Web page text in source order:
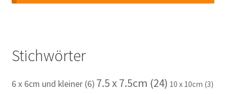
Stichwörter
6 x 6cm und kleiner(6) 7.5 x 7.5cm (24) 10 x 10cm (3)